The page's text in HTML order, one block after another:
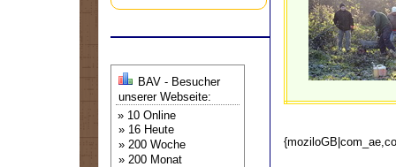
BAV - Besucher
unserer Webseite:
» 10 Online
» 16 Heute
» 200 Woche
» 200 Monat